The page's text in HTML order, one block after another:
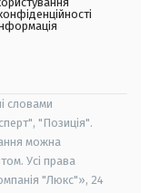
словами
"Позиція".
можна
Усі права
"Люкс"», 24